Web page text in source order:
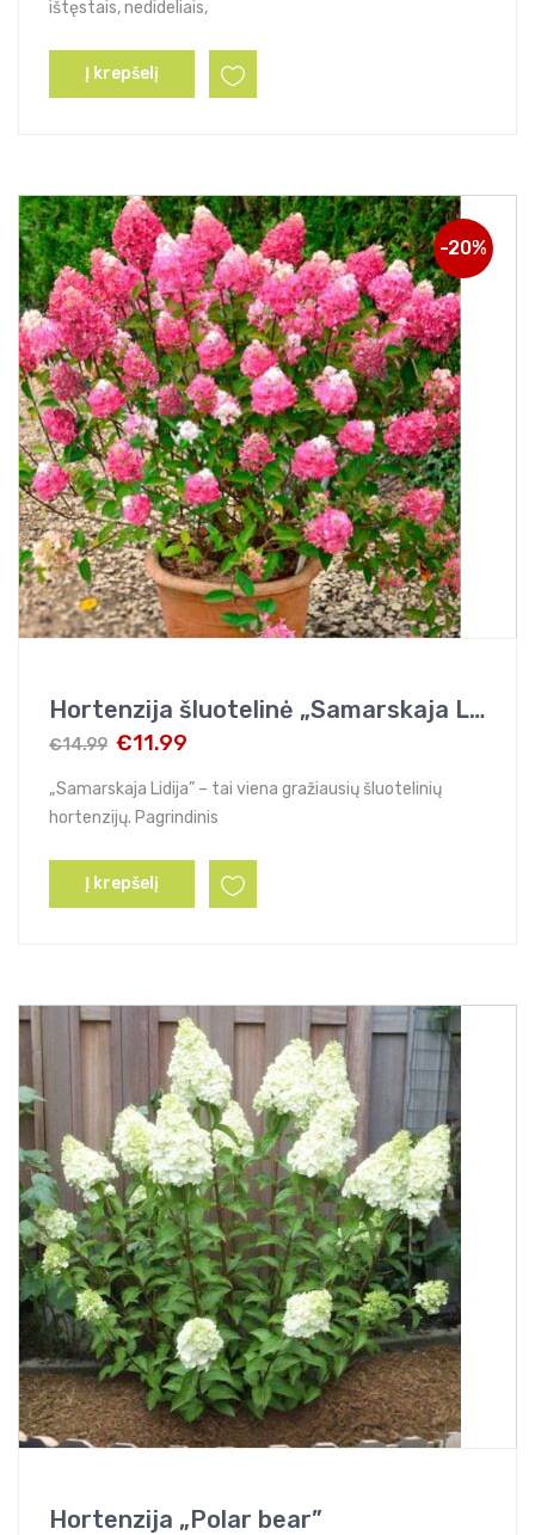
ištęstais, nedideliais,
Į krepšelį
-20%
Hortenzija šluotelinė „Samarskaja Lidija”
€14.99
price
was:
€11.99
price
is:
„Samarskaja Lidija” – tai viena gražiausių šluotelinių
hortenzijų. Pagrindinis
Į krepšelį
Hortenzija „Polar bear”